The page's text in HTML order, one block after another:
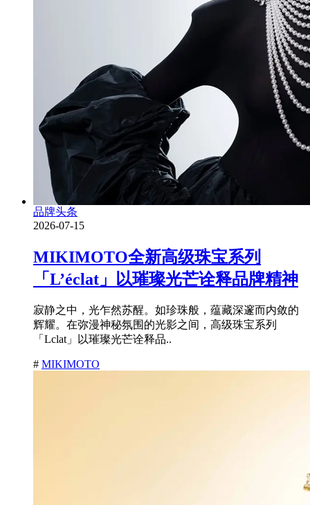
品牌头条
2026-07-15
MIKIMOTO全新高级珠宝系列
「L’éclat」以璀璨光芒诠释品牌精神
寂静之中，光乍然苏醒。如珍珠般，蕴藏深邃而内敛的
辉耀。在弥漫神秘氛围的光影之间，高级珠宝系列
「Lclat」以璀璨光芒诠释品..
# MIKIMOTO